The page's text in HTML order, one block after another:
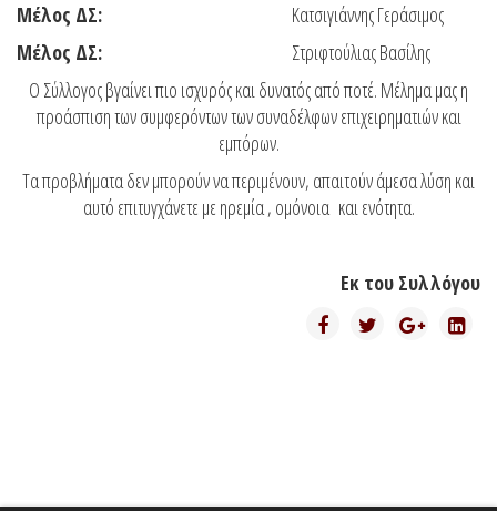
Μέλος ΔΣ:
Μέλος ΔΣ:
Κατσιγιάννης Γεράσιμος
Στριφτούλιας Βασίλης
Ο Σύλλογος βγαίνει πιο ισχυρός και δυνατός από ποτέ. Μέλημα μας η
προάσπιση των συμφερόντων των συναδέλφων επιχειρηματιών και
εμπόρων.
Τα προβλήματα δεν μπορούν να περιμένουν, απαιτούν άμεσα λύση και
αυτό επιτυγχάνετε με ηρεμία , ομόνοια και ενότητα.
Εκ του Συλλόγου